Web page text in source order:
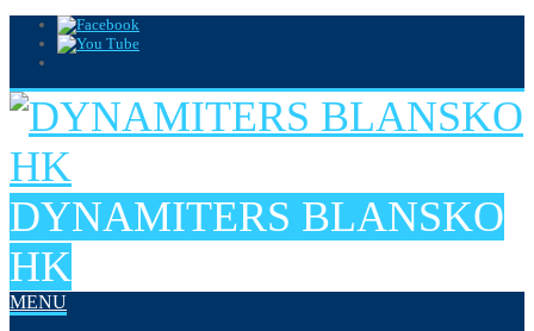
DYNAMITERS BLANSKO
HK
MENU